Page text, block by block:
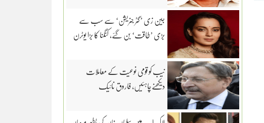
جین زی ’گٹر جنریشن‘ سے سب سے
بڑی ’طاقت‘ بن گئے، کنگنا کا بڑا یوٹرن
نیب کو قومی نوعیت کے معاملات
دیکھنےچاہئیں، فاروق نائیک